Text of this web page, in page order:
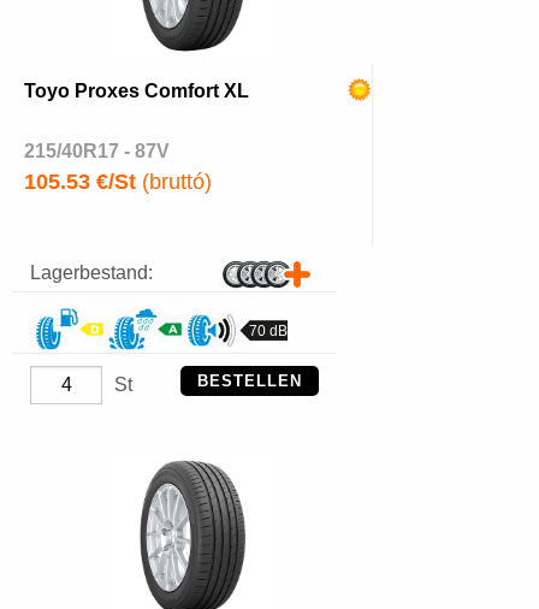
Toyo Proxes Comfort XL
215/40R17 - 87V
105.53 €/St (bruttó)
Lagerbestand:
70 dB
St BESTELLEN